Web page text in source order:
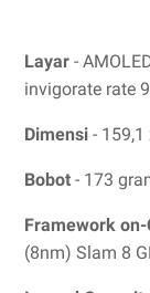
Layar -
invigorate rate
Dimensi - 159,1
Bobot - 173
Framework on-
(8nm) Slam 8